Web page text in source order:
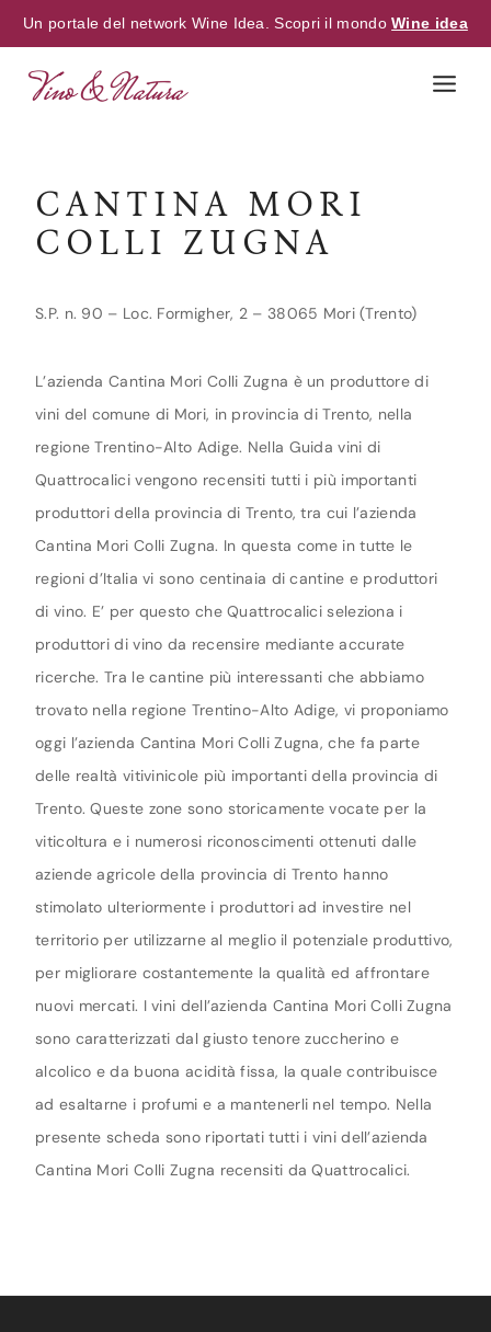
Un portale del network Wine Idea. Scopri il mondoWine idea
CANTINA MORI
COLLI ZUGNA
S.P. n. 90 – Loc. Formigher, 2 – 38065 Mori (Trento)
L’azienda Cantina Mori Colli Zugna è un produttore di
vini del comune di Mori, in provincia di Trento, nella
regione Trentino-Alto Adige. Nella Guida vini di
Quattrocalici vengono recensiti tutti i più importanti
produttori della provincia di Trento, tra cui l’azienda
Cantina Mori Colli Zugna. In questa come in tutte le
regioni d’Italia vi sono centinaia di cantine e produttori
di vino. E’ per questo che Quattrocalici seleziona i
produttori di vino da recensire mediante accurate
ricerche. Tra le cantine più interessanti che abbiamo
trovato nella regione Trentino-Alto Adige, vi proponiamo
oggi l’azienda Cantina Mori Colli Zugna, che fa parte
delle realtà vitivinicole più importanti della provincia di
Trento. Queste zone sono storicamente vocate per la
viticoltura e i numerosi riconoscimenti ottenuti dalle
aziende agricole della provincia di Trento hanno
stimolato ulteriormente i produttori ad investire nel
territorio per utilizzarne al meglio il potenziale produttivo,
per migliorare costantemente la qualità ed affrontare
nuovi mercati. I vini dell’azienda Cantina Mori Colli Zugna
sono caratterizzati dal giusto tenore zuccherino e
alcolico e da buona acidità fissa, la quale contribuisce
ad esaltarne i profumi e a mantenerli nel tempo. Nella
presente scheda sono riportati tutti i vini dell’azienda
Cantina Mori Colli Zugna recensiti da Quattrocalici.